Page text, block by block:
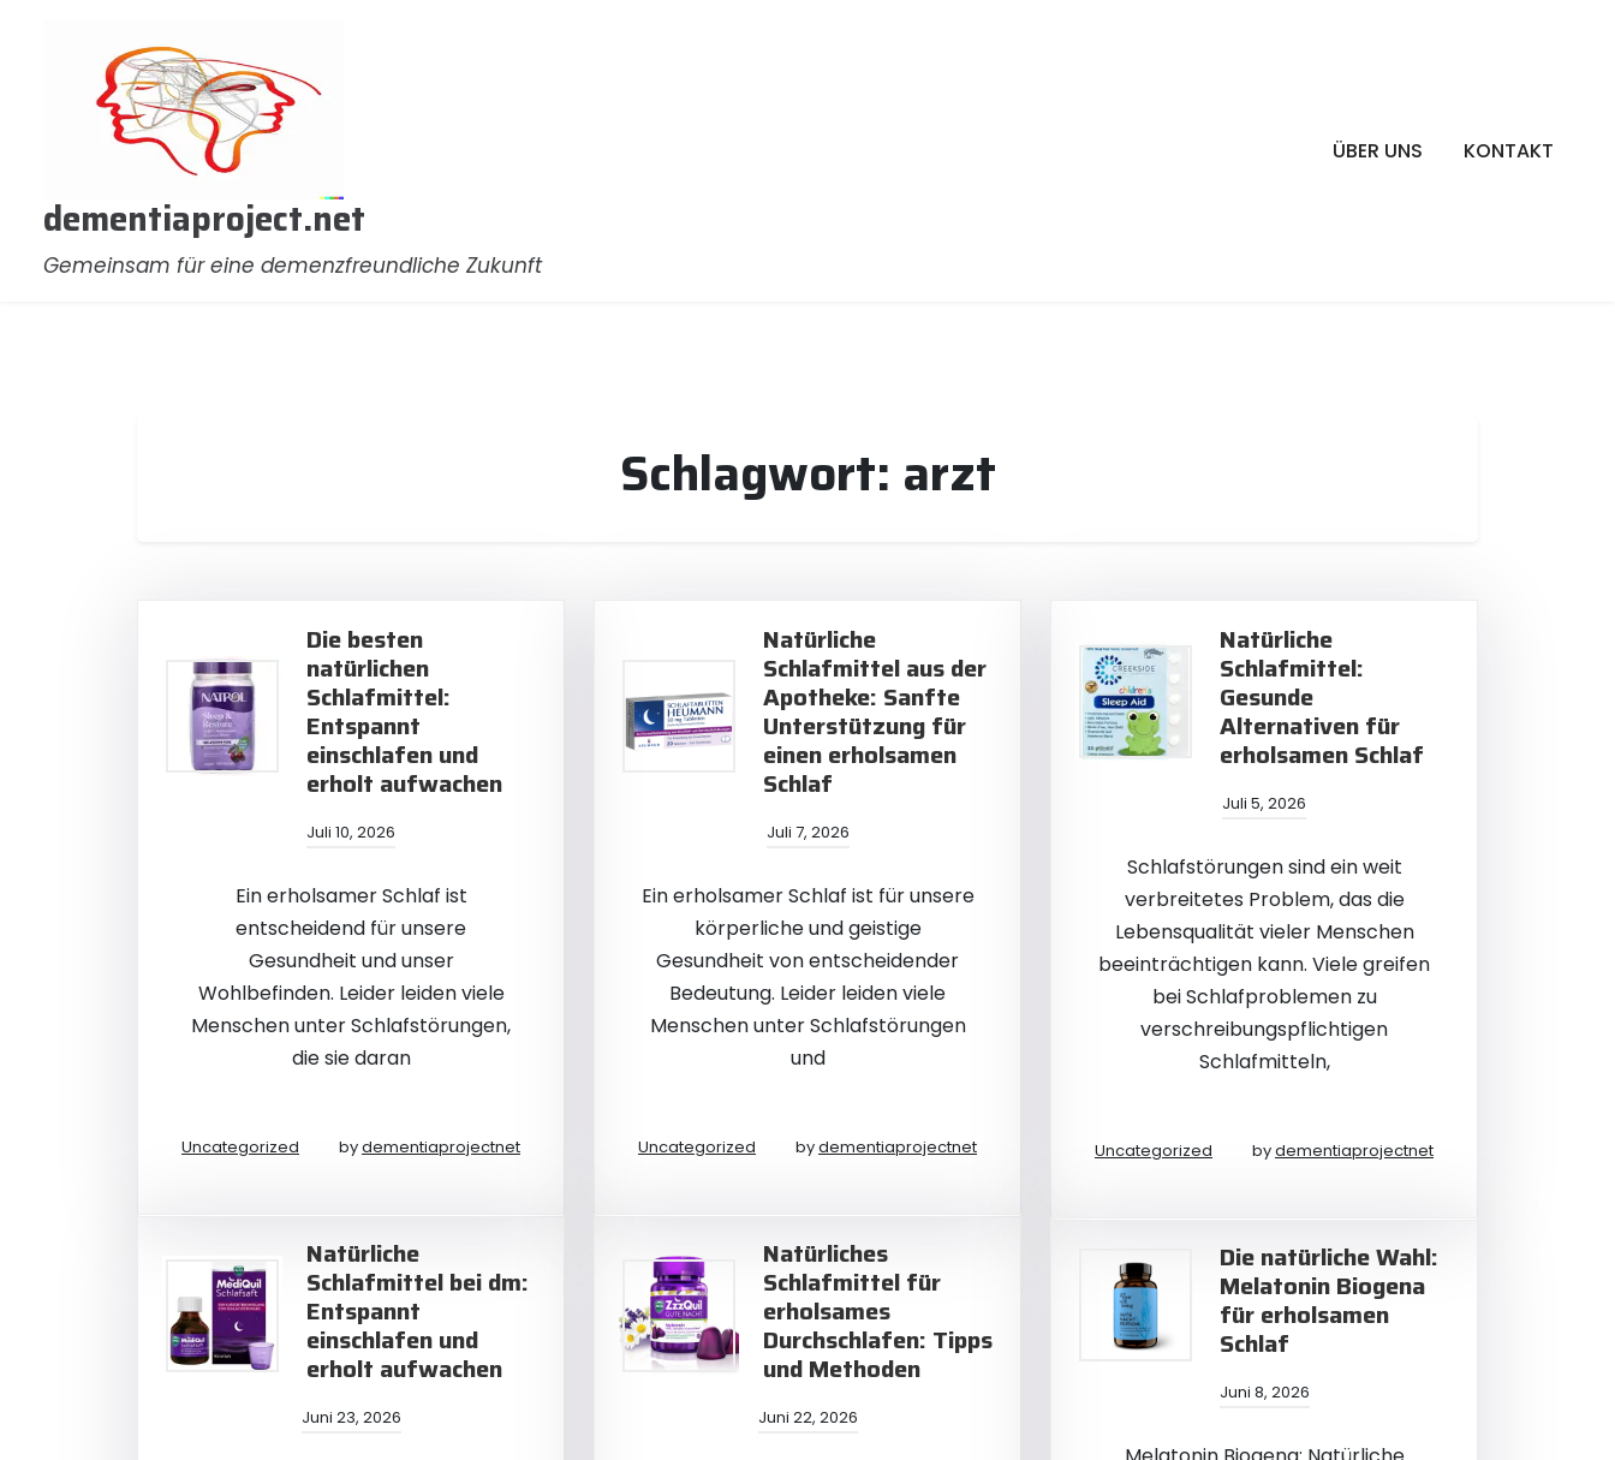
dementiaproject.net
Gemeinsam für eine demenzfreundliche Zukunft
ÜBER UNS KONTAKT
Schlagwort: arzt
Die besten
natürlichen
Schlafmittel:
Entspannt
einschlafen und
erholt aufwachen
Juli 10, 2026
Ein erholsamer Schlaf ist
entscheidend für unsere
Gesundheit und unser
Wohlbefinden. Leider leiden viele
Menschen unter Schlafstörungen,
die sie daran
Uncategorized bydementiaprojectnet
Natürliche
Schlafmittel aus der
Apotheke: Sanfte
Unterstützung für
einen erholsamen
Schlaf
Juli 7, 2026
Ein erholsamer Schlaf ist für unsere
körperliche und geistige
Gesundheit von entscheidender
Bedeutung. Leider leiden viele
Menschen unter Schlafstörungen
und
Uncategorized bydementiaprojectnet
Natürliche
Schlafmittel:
Gesunde
Alternativen für
erholsamen Schlaf
Juli 5, 2026
Schlafstörungen sind ein weit
verbreitetes Problem, das die
Lebensqualität vieler Menschen
beeinträchtigen kann. Viele greifen
bei Schlafproblemen zu
verschreibungspflichtigen
Schlafmitteln,
Uncategorized bydementiaprojectnet
Natürliche
Schlafmittel bei dm:
Entspannt
einschlafen und
erholt aufwachen
Juni 23, 2026
Natürliches
Schlafmittel für
erholsames
Durchschlafen: Tipps
und Methoden
Juni 22, 2026
Die natürliche Wahl:
Melatonin Biogena
für erholsamen
Schlaf
Juni 8, 2026